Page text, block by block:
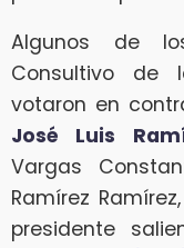
Algunos de
Consultivo de
votaron en
José Luis
Vargas
Ramírez
presidente